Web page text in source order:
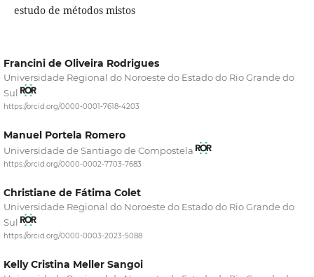
estudo de métodos mistos
Francini de Oliveira Rodrigues
Universidade Regional do Noroeste do Estado do Rio Grande do
Sul
https://orcid.org/0000-0001-7618-4203
Manuel Portela Romero
Universidade de Santiago de Compostela
https://orcid.org/0000-0002-7703-7683
Christiane de Fátima Colet
Universidade Regional do Noroeste do Estado do Rio Grande do
Sul
https://orcid.org/0000-0003-2023-5088
Kelly Cristina Meller Sangoi